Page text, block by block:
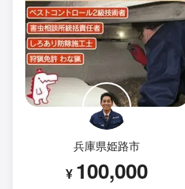
兵庫県姫路市
¥ 100,000